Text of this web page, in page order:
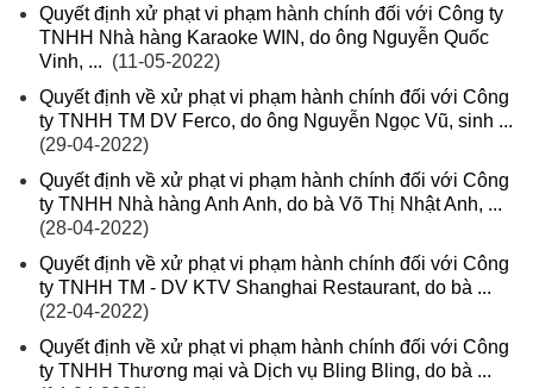
Quyết định xử phạt vi phạm hành chính đối với Công ty
TNHH Nhà hàng Karaoke WIN, do ông Nguyễn Quốc
Vinh, ... (11-05-2022)
Quyết định về xử phạt vi phạm hành chính đối với Công
ty TNHH TM DV Ferco, do ông Nguyễn Ngọc Vũ, sinh ...
(29-04-2022)
Quyết định về xử phạt vi phạm hành chính đối với Công
ty TNHH Nhà hàng Anh Anh, do bà Võ Thị Nhật Anh, ...
(28-04-2022)
Quyết định về xử phạt vi phạm hành chính đối với Công
ty TNHH TM - DV KTV Shanghai Restaurant, do bà ...
(22-04-2022)
Quyết định về xử phạt vi phạm hành chính đối với Công
ty TNHH Thương mại và Dịch vụ Bling Bling, do bà ...